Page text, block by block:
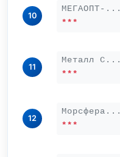
10
МЕГАОПТ-...
***
11
Металл С...
***
12
Морсфера...
***